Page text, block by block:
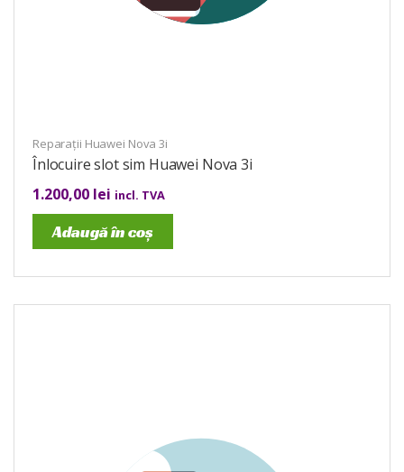
Reparații Huawei Nova 3i
Înlocuire slot sim Huawei Nova 3i
1.200,00 lei incl. TVA
Adaugă în coș